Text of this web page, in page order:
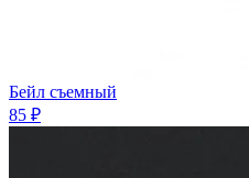
Бейл съемный
85 ₽